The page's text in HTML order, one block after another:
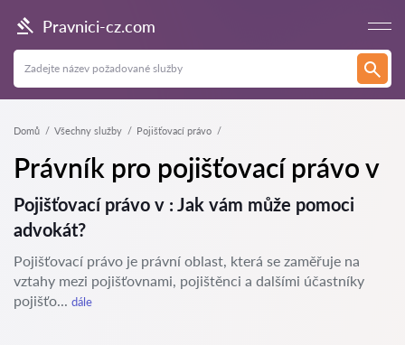
Pravnici-cz.com
Domů Všechny služby Pojišťovací právo
Právník pro pojišťovací právo v
Pojišťovací právo v : Jak vám může pomoci
advokát?
Pojišťovací právo je právní oblast, která se zaměřuje na
vztahy mezi pojišťovnami, pojištěnci a dalšími účastníky
pojišťo... dále